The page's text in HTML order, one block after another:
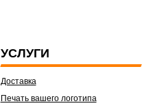
УСЛУГИ
Доставка
Печать вашего логотипа